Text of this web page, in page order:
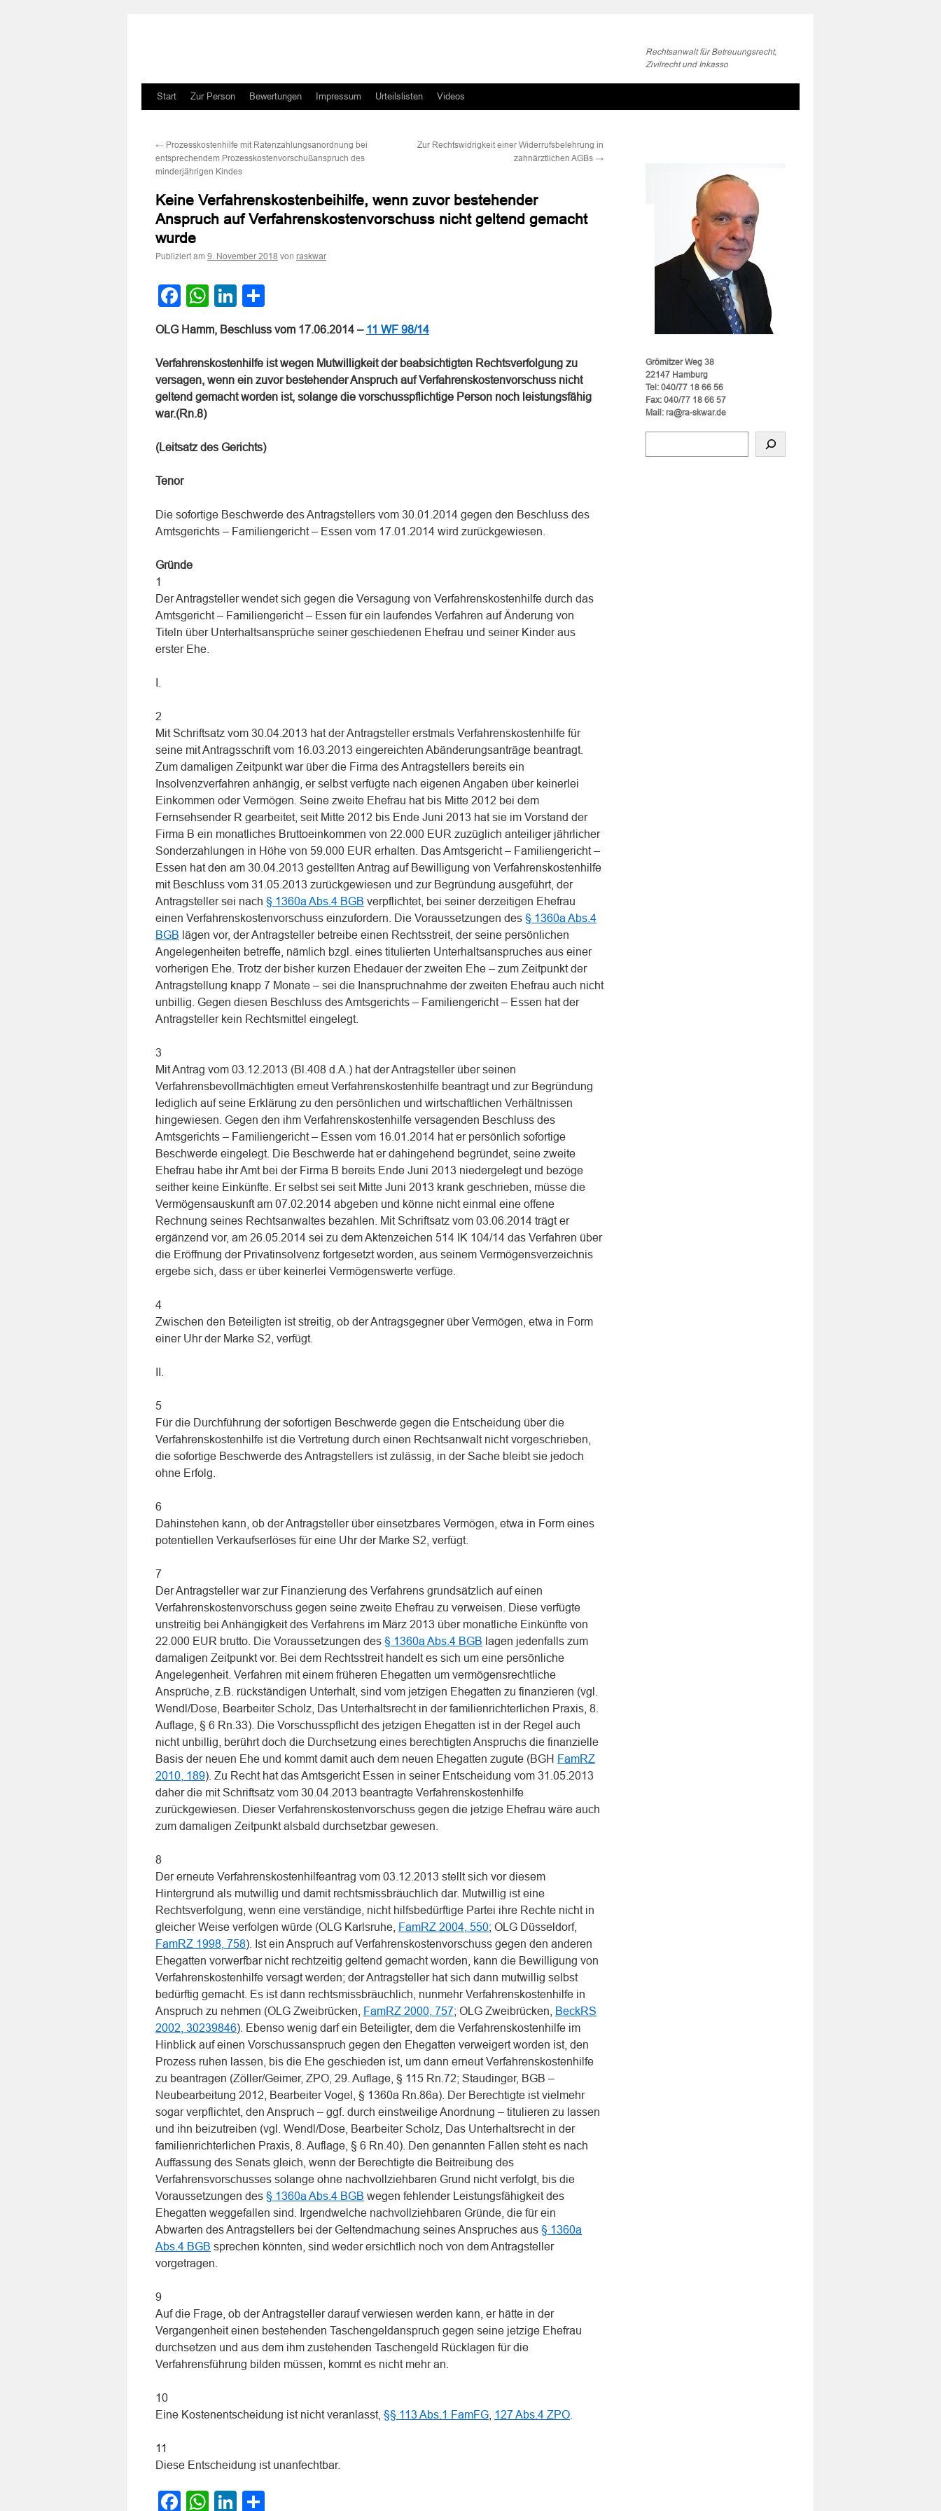
Rechtsanwalt für Betreuungsrecht,
Zivilrecht und Inkasso
Zum
springen
Start Zur Person Bewertungen Impressum Urteilslisten Videos
← Prozesskostenhilfe mit Ratenzahlungsanordnung bei
entsprechendem Prozesskostenvorschußanspruch des
minderjährigen Kindes
Zur Rechtswidrigkeit einer Widerrufsbelehrung in
zahnärztlichen AGBs →
Keine Verfahrenskostenbeihilfe, wenn zuvor bestehender
Anspruch auf Verfahrenskostenvorschuss nicht geltend gemacht
wurde
Publiziert am 9. November 2018 von raskwar
Facebook
WhatsApp
LinkedIn
OLG Hamm, Beschluss vom 17.06.2014 – 11 WF 98/14
Verfahrenskostenhilfe ist wegen Mutwilligkeit der beabsichtigten Rechtsverfolgung zu
versagen, wenn ein zuvor bestehender Anspruch auf Verfahrenskostenvorschuss nicht
geltend gemacht worden ist, solange die vorschusspflichtige Person noch leistungsfähig
war.(Rn.8)
(Leitsatz des Gerichts)
Tenor
Die sofortige Beschwerde des Antragstellers vom 30.01.2014 gegen den Beschluss des
Amtsgerichts – Familiengericht – Essen vom 17.01.2014 wird zurückgewiesen.
Gründe
1
Der Antragsteller wendet sich gegen die Versagung von Verfahrenskostenhilfe durch das
Amtsgericht – Familiengericht – Essen für ein laufendes Verfahren auf Änderung von
Titeln über Unterhaltsansprüche seiner geschiedenen Ehefrau und seiner Kinder aus
erster Ehe.
2
Mit Schriftsatz vom 30.04.2013 hat der Antragsteller erstmals Verfahrenskostenhilfe für
seine mit Antragsschrift vom 16.03.2013 eingereichten Abänderungsanträge beantragt.
Zum damaligen Zeitpunkt war über die Firma des Antragstellers bereits ein
Insolvenzverfahren anhängig, er selbst verfügte nach eigenen Angaben über keinerlei
Einkommen oder Vermögen. Seine zweite Ehefrau hat bis Mitte 2012 bei dem
Fernsehsender R gearbeitet, seit Mitte 2012 bis Ende Juni 2013 hat sie im Vorstand der
Firma B ein monatliches Bruttoeinkommen von 22.000 EUR zuzüglich anteiliger jährlicher
Sonderzahlungen in Höhe von 59.000 EUR erhalten. Das Amtsgericht – Familiengericht –
Essen hat den am 30.04.2013 gestellten Antrag auf Bewilligung von Verfahrenskostenhilfe
mit Beschluss vom 31.05.2013 zurückgewiesen und zur Begründung ausgeführt, der
Antragsteller sei nach § 1360a Abs.4 BGB verpflichtet, bei seiner derzeitigen Ehefrau
einen Verfahrenskostenvorschuss einzufordern. Die Voraussetzungen des § 1360a Abs.4
BGB lägen vor, der Antragsteller betreibe einen Rechtsstreit, der seine persönlichen
Angelegenheiten betreffe, nämlich bzgl. eines titulierten Unterhaltsanspruches aus einer
vorherigen Ehe. Trotz der bisher kurzen Ehedauer der zweiten Ehe – zum Zeitpunkt der
Antragstellung knapp 7 Monate – sei die Inanspruchnahme der zweiten Ehefrau auch nicht
unbillig. Gegen diesen Beschluss des Amtsgerichts – Familiengericht – Essen hat der
Antragsteller kein Rechtsmittel eingelegt.
3
Mit Antrag vom 03.12.2013 (Bl.408 d.A.) hat der Antragsteller über seinen
Verfahrensbevollmächtigten erneut Verfahrenskostenhilfe beantragt und zur Begründung
lediglich auf seine Erklärung zu den persönlichen und wirtschaftlichen Verhältnissen
hingewiesen. Gegen den ihm Verfahrenskostenhilfe versagenden Beschluss des
Amtsgerichts – Familiengericht – Essen vom 16.01.2014 hat er persönlich sofortige
Beschwerde eingelegt. Die Beschwerde hat er dahingehend begründet, seine zweite
Ehefrau habe ihr Amt bei der Firma B bereits Ende Juni 2013 niedergelegt und bezöge
seither keine Einkünfte. Er selbst sei seit Mitte Juni 2013 krank geschrieben, müsse die
Vermögensauskunft am 07.02.2014 abgeben und könne nicht einmal eine offene
Rechnung seines Rechtsanwaltes bezahlen. Mit Schriftsatz vom 03.06.2014 trägt er
ergänzend vor, am 26.05.2014 sei zu dem Aktenzeichen 514 IK 104/14 das Verfahren über
die Eröffnung der Privatinsolvenz fortgesetzt worden, aus seinem Vermögensverzeichnis
ergebe sich, dass er über keinerlei Vermögenswerte verfüge.
4
Zwischen den Beteiligten ist streitig, ob der Antragsgegner über Vermögen, etwa in Form
einer Uhr der Marke S2, verfügt.
5
Für die Durchführung der sofortigen Beschwerde gegen die Entscheidung über die
Verfahrenskostenhilfe ist die Vertretung durch einen Rechtsanwalt nicht vorgeschrieben,
die sofortige Beschwerde des Antragstellers ist zulässig, in der Sache bleibt sie jedoch
ohne Erfolg.
6
Dahinstehen kann, ob der Antragsteller über einsetzbares Vermögen, etwa in Form eines
potentiellen Verkaufserlöses für eine Uhr der Marke S2, verfügt.
7
Der Antragsteller war zur Finanzierung des Verfahrens grundsätzlich auf einen
Verfahrenskostenvorschuss gegen seine zweite Ehefrau zu verweisen. Diese verfügte
unstreitig bei Anhängigkeit des Verfahrens im März 2013 über monatliche Einkünfte von
22.000 EUR brutto. Die Voraussetzungen des § 1360a Abs.4 BGB lagen jedenfalls zum
damaligen Zeitpunkt vor. Bei dem Rechtsstreit handelt es sich um eine persönliche
Angelegenheit. Verfahren mit einem früheren Ehegatten um vermögensrechtliche
Ansprüche, z.B. rückständigen Unterhalt, sind vom jetzigen Ehegatten zu finanzieren (vgl.
Wendl/Dose, Bearbeiter Scholz, Das Unterhaltsrecht in der familienrichterlichen Praxis, 8.
Auflage, § 6 Rn.33). Die Vorschusspflicht des jetzigen Ehegatten ist in der Regel auch
nicht unbillig, berührt doch die Durchsetzung eines berechtigten Anspruchs die finanzielle
Basis der neuen Ehe und kommt damit auch dem neuen Ehegatten zugute (BGH FamRZ
2010, 189). Zu Recht hat das Amtsgericht Essen in seiner Entscheidung vom 31.05.2013
daher die mit Schriftsatz vom 30.04.2013 beantragte Verfahrenskostenhilfe
zurückgewiesen. Dieser Verfahrenskostenvorschuss gegen die jetzige Ehefrau wäre auch
zum damaligen Zeitpunkt alsbald durchsetzbar gewesen.
8
Der erneute Verfahrenskostenhilfeantrag vom 03.12.2013 stellt sich vor diesem
Hintergrund als mutwillig und damit rechtsmissbräuchlich dar. Mutwillig ist eine
Rechtsverfolgung, wenn eine verständige, nicht hilfsbedürftige Partei ihre Rechte nicht in
gleicher Weise verfolgen würde (OLG Karlsruhe, FamRZ 2004, 550; OLG Düsseldorf,
FamRZ 1998, 758). Ist ein Anspruch auf Verfahrenskostenvorschuss gegen den anderen
Ehegatten vorwerfbar nicht rechtzeitig geltend gemacht worden, kann die Bewilligung von
Verfahrenskostenhilfe versagt werden; der Antragsteller hat sich dann mutwillig selbst
bedürftig gemacht. Es ist dann rechtsmissbräuchlich, nunmehr Verfahrenskostenhilfe in
Anspruch zu nehmen (OLG Zweibrücken,
FamRZ 2000, 757; OLG Zweibrücken,
BeckRS
2002, 30239846). Ebenso wenig darf ein Beteiligter, dem die Verfahrenskostenhilfe im
Hinblick auf einen Vorschussanspruch gegen den Ehegatten verweigert worden ist, den
Prozess ruhen lassen, bis die Ehe geschieden ist, um dann erneut Verfahrenskostenhilfe
zu beantragen (Zöller/Geimer, ZPO, 29. Auflage, § 115 Rn.72; Staudinger, BGB –
Neubearbeitung 2012, Bearbeiter Vogel, § 1360a Rn.86a). Der Berechtigte ist vielmehr
sogar verpflichtet, den Anspruch – ggf. durch einstweilige Anordnung – titulieren zu lassen
und ihn beizutreiben (vgl. Wendl/Dose, Bearbeiter Scholz, Das Unterhaltsrecht in der
familienrichterlichen Praxis, 8. Auflage, § 6 Rn.40). Den genannten Fällen steht es nach
Auffassung des Senats gleich, wenn der Berechtigte die Beitreibung des
Verfahrensvorschusses solange ohne nachvollziehbaren Grund nicht verfolgt, bis die
Voraussetzungen des § 1360a Abs.4 BGB wegen fehlender Leistungsfähigkeit des
Ehegatten weggefallen sind. Irgendwelche nachvollziehbaren Gründe, die für ein
Abwarten des Antragstellers bei der Geltendmachung seines Anspruches aus § 1360a
Abs.4 BGB sprechen könnten, sind weder ersichtlich noch von dem Antragsteller
vorgetragen.
9
Auf die Frage, ob der Antragsteller darauf verwiesen werden kann, er hätte in der
Vergangenheit einen bestehenden Taschengeldanspruch gegen seine jetzige Ehefrau
durchsetzen und aus dem ihm zustehenden Taschengeld Rücklagen für die
Verfahrensführung bilden müssen, kommt es nicht mehr an.
10
Eine Kostenentscheidung ist nicht veranlasst, §§ 113 Abs.1 FamFG 127 Abs.4 ZPO
11
Diese Entscheidung ist unanfechtbar.
Facebook
WhatsApp
LinkedIn
Grömitzer Weg 38
22147 Hamburg
Tel: 040/77 18 66 56
Fax: 040/77 18 66 57
Mail: ra@ra-skwar.de